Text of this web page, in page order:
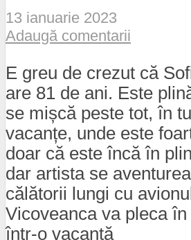
13 ianuarie 2023
Adaugă comentarii
E greu de crezut că
are 81 de ani. Este
se mișcă peste tot, în
vacanțe, unde este
doar că este încă în
dar artista se
călătorii lungi cu
Vicoveanca va pleca
într-o vacanță